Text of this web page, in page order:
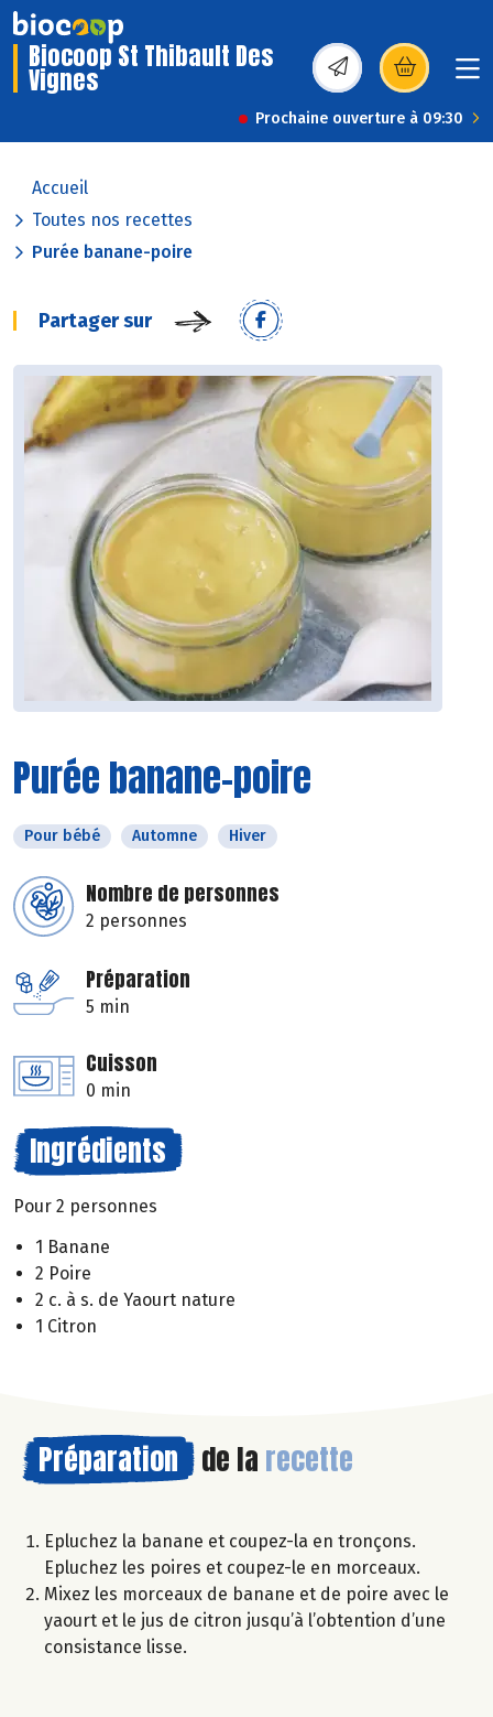
Biocoop St Thibault Des
Vignes (s’ouvre dans une
Prochaine ouverture à 09:30
Accueil
Toutes nos recettes
Purée banane-poire
Partager sur
Purée banane-poire
Pour bébé Automne Hiver
Nombre de personnes
2 personnes
Préparation
5 min
Cuisson
0 min
Ingrédients
Pour 2 personnes
1 Banane
2 Poire
2 c. à s. de Yaourt nature
1 Citron
Préparation de la recette
Epluchez la banane et coupez-la en tronçons.
Epluchez les poires et coupez-le en morceaux.
Mixez les morceaux de banane et de poire avec le
yaourt et le jus de citron jusqu’à l’obtention d’une
consistance lisse.